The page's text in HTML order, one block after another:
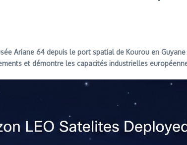
Ariane 64 depuis le port spatial de Kourou en
et démontre les capacités industrielles